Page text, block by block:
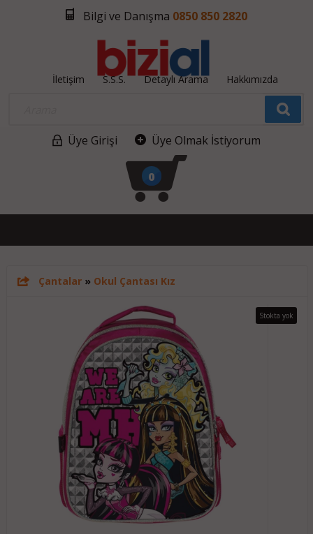
Bilgi ve Danışma 0850 850 2820
İletişim S.S.S. Detaylı Arama Hakkımızda
Üye Girişi Üye Olmak İstiyorum
0
Çantalar» Okul Çantası Kız
Stokta yok